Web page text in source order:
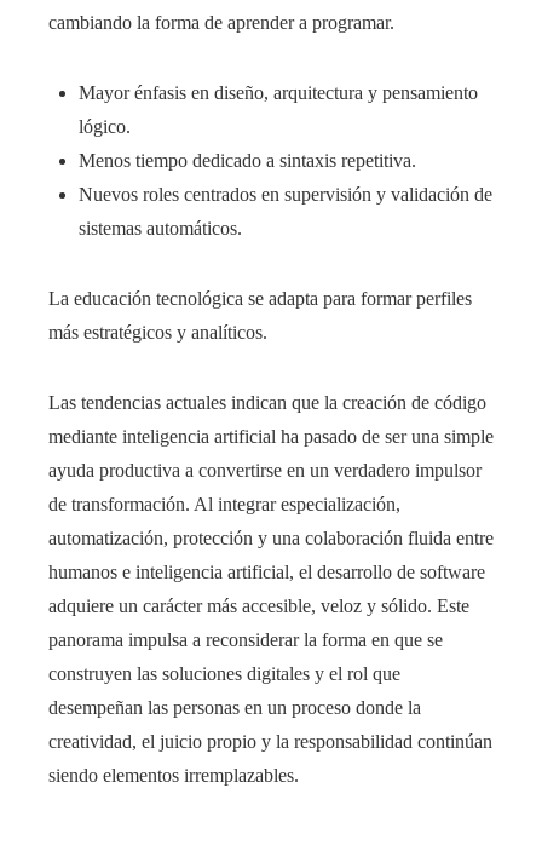
cambiando la forma de aprender a programar.
Mayor énfasis en diseño, arquitectura y pensamiento
lógico.
Menos tiempo dedicado a sintaxis repetitiva.
Nuevos roles centrados en supervisión y validación de
sistemas automáticos.
La educación tecnológica se adapta para formar perfiles
más estratégicos y analíticos.
Las tendencias actuales indican que la creación de código
mediante inteligencia artificial ha pasado de ser una simple
ayuda productiva a convertirse en un verdadero impulsor
de transformación. Al integrar especialización,
automatización, protección y una colaboración fluida entre
humanos e inteligencia artificial, el desarrollo de software
adquiere un carácter más accesible, veloz y sólido. Este
panorama impulsa a reconsiderar la forma en que se
construyen las soluciones digitales y el rol que
desempeñan las personas en un proceso donde la
creatividad, el juicio propio y la responsabilidad continúan
siendo elementos irremplazables.